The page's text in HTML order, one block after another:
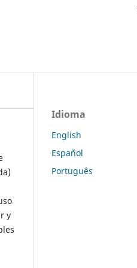
y
Idioma
English
Español
Português